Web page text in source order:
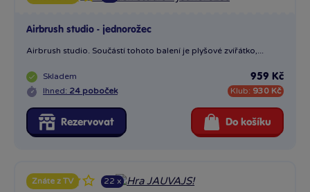
Airbrush studio - jednorožec
Airbrush studio. Součástí tohoto balení je plyšové zvířátko,...
Skladem
Ihned: 24 poboček
959 Kč
Klub: 930 Kč
Rezervovat Do košíku
22 x
Znáte z TV